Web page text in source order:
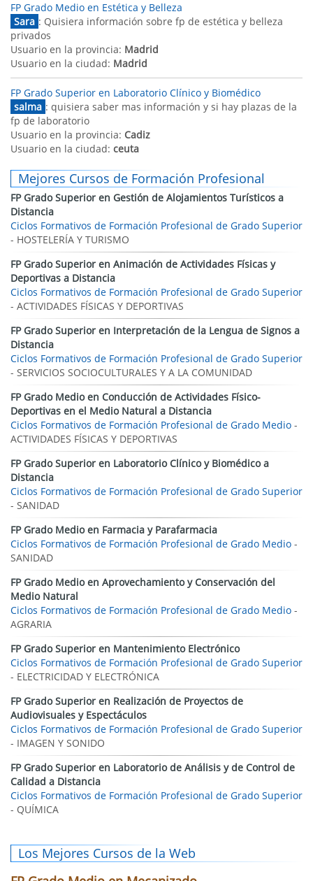
FP Grado Medio en Estética y Belleza
Sara : Quisiera información sobre fp de estética y belleza
privados
Usuario en la provincia: Madrid
Usuario en la ciudad: Madrid
FP Grado Superior en Laboratorio Clínico y Biomédico
salma : quisiera saber mas información y si hay plazas de la
fp de laboratorio
Usuario en la provincia: Cadiz
Usuario en la ciudad: ceuta
Mejores Cursos de Formación Profesional
FP Grado Superior en Gestión de Alojamientos Turísticos a
Distancia
Ciclos Formativos de Formación Profesional de Grado Superior
- HOSTELERÍA Y TURISMO
FP Grado Superior en Animación de Actividades Físicas y
Deportivas a Distancia
Ciclos Formativos de Formación Profesional de Grado Superior
- ACTIVIDADES FÍSICAS Y DEPORTIVAS
FP Grado Superior en Interpretación de la Lengua de Signos a
Distancia
Ciclos Formativos de Formación Profesional de Grado Superior
- SERVICIOS SOCIOCULTURALES Y A LA COMUNIDAD
FP Grado Medio en Conducción de Actividades Físico-
Deportivas en el Medio Natural a Distancia
Ciclos Formativos de Formación Profesional de Grado Medio -
ACTIVIDADES FÍSICAS Y DEPORTIVAS
FP Grado Superior en Laboratorio Clínico y Biomédico a
Distancia
Ciclos Formativos de Formación Profesional de Grado Superior
- SANIDAD
FP Grado Medio en Farmacia y Parafarmacia
Ciclos Formativos de Formación Profesional de Grado Medio -
SANIDAD
FP Grado Medio en Aprovechamiento y Conservación del
Medio Natural
Ciclos Formativos de Formación Profesional de Grado Medio -
AGRARIA
FP Grado Superior en Mantenimiento Electrónico
Ciclos Formativos de Formación Profesional de Grado Superior
- ELECTRICIDAD Y ELECTRÓNICA
FP Grado Superior en Realización de Proyectos de
Audiovisuales y Espectáculos
Ciclos Formativos de Formación Profesional de Grado Superior
- IMAGEN Y SONIDO
FP Grado Superior en Laboratorio de Análisis y de Control de
Calidad a Distancia
Ciclos Formativos de Formación Profesional de Grado Superior
- QUÍMICA
Los Mejores Cursos de la Web